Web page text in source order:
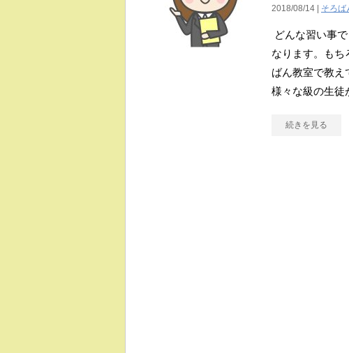
2018/08/14 | そろば
どんな習い事
なります。もち
ばん教室で教え
様々な級の生徒
続きを見る